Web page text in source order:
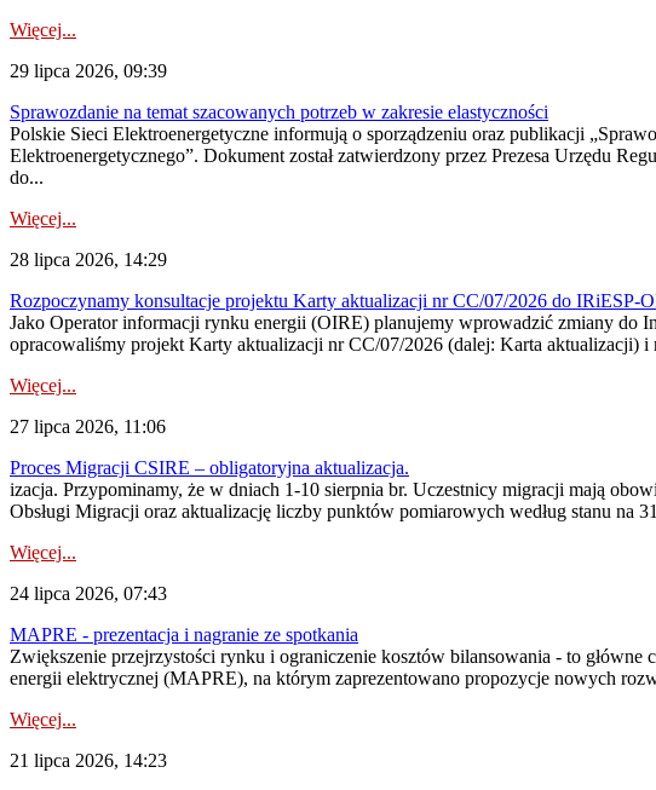
Więcej...
29 lipca 2026, 09:39
Sprawozdanie na temat szacowanych potrzeb w zakresie elastyczności
Polskie Sieci Elektroenergetyczne informują o sporządzeniu oraz publikacji
Elektroenergetycznego”. Dokument został zatwierdzony przez Prezesa Urzędu
do...
Więcej...
28 lipca 2026, 14:29
Rozpoczynamy konsultacje projektu Karty aktualizacji nr CC/07/2026 do IRiESP-
Jako Operator informacji rynku energii (OIRE) planujemy wprowadzić zmiany do
opracowaliśmy projekt Karty aktualizacji nr CC/07/2026 (dalej: Karta aktualizacji)
Więcej...
27 lipca 2026, 11:06
Proces Migracji CSIRE – obligatoryjna aktualizacja.
izacja. Przypominamy, że w dniach 1-10 sierpnia br. Uczestnicy migracji mają
Obsługi Migracji oraz aktualizację liczby punktów pomiarowych według stanu
Więcej...
24 lipca 2026, 07:43
MAPRE - prezentacja i nagranie ze spotkania
Zwiększenie przejrzystości rynku i ograniczenie kosztów bilansowania - to
energii elektrycznej (MAPRE), na którym zaprezentowano propozycje nowych
Więcej...
21 lipca 2026, 14:23